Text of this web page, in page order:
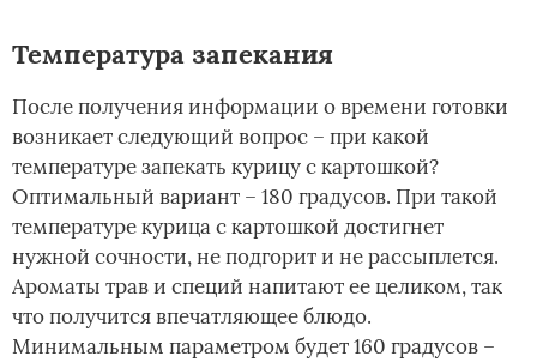
Температура запекания
После получения информации о времени готовки
возникает следующий вопрос – при какой
температуре запекать курицу с картошкой?
Оптимальный вариант – 180 градусов. При такой
температуре курица с картошкой достигнет
нужной сочности, не подгорит и не рассыплется.
Ароматы трав и специй напитают ее целиком, так
что получится впечатляющее блюдо.
Минимальным параметром будет 160 градусов –